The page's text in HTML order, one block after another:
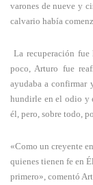
varones de nueve y
calvario había
La recuperación
poco, Arturo fue
ayudaba a confirmar
hundirle en el odio y
él, pero, sobre todo,
«Como un creyente
quienes tienen fe en
primero», comentó